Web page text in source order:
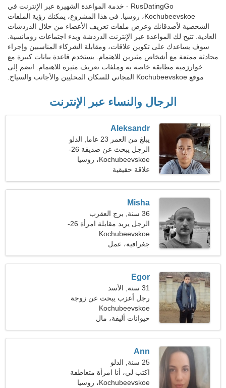
RusDatingGo - خدمة المواعدة الشهيرة عبر الإنترنت في
Kochubeevskoe، روسيا. في هذا المشروع، يمكنك رؤية الملفات
الشخصية لأصدقائك وعرض ملفات تعريف الأعضاء من خلال الدردشات
العادية. تتيح لك المواعدة عبر الإنترنت الدردشة وبدء اجتماعات رومانسية.
سوف يساعدك على تكوين علاقات، ومقابلة الشركاء المناسبين وإجراء
محادثة ممتعة مع أشخاص مثيرين للاهتمام. يستخدم قاعدة بيانات كبيرة مع
خوارزمية مطابقة خاصة به وملفات تعريف مثيرة للاهتمام. انضم إلى
موقع Kochubeevskoe المجاني للسكان المحليين والأجانب والسياح.
الرجال والنساء عبر الإنترنت
Aleksandr
يبلغ من العمر 23 عاما, الدلو
الرجل يبحث عن صديقة 26-
29
Kochubeevskoe، روسيا
علاقة حقيقية
Misha
36 سنة, برج العقرب
الرجل يريد مقابلة امرأة 26-
33
Kochubeevskoe
جغرافية، عمل
Egor
31 سنة, الأسد
رجل أعزب يبحث عن زوجة
Kochubeevskoe
حيوانات أليفة، مال
Ann
25 سنة, الدلو
اكتب لي، أنا امرأة متعاطفة
Kochubeevskoe، روسيا